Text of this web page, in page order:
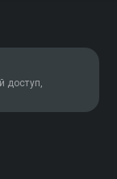
доступ,